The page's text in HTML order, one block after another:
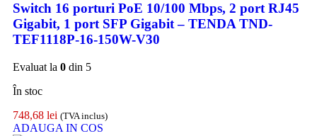
Switch 16 porturi PoE 10/100 Mbps, 2 port RJ45
Gigabit, 1 port SFP Gigabit – TENDA TND-
TEF1118P-16-150W-V30
Evaluat la 0 din 5
În stoc
748,68 lei (TVA inclus)
ADAUGA IN COS